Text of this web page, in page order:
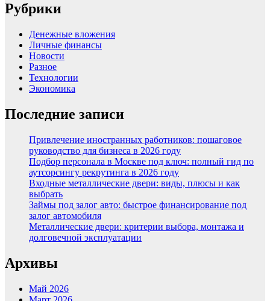
Рубрики
Денежные вложения
Личные финансы
Новости
Разное
Технологии
Экономика
Последние записи
Привлечение иностранных работников: пошаговое
руководство для бизнеса в 2026 году
Подбор персонала в Москве под ключ: полный гид по
аутсорсингу рекрутинга в 2026 году
Входные металлические двери: виды, плюсы и как
выбрать
Займы под залог авто: быстрое финансирование под
залог автомобиля
Металлические двери: критерии выбора, монтажа и
долговечной эксплуатации
Архивы
Май 2026